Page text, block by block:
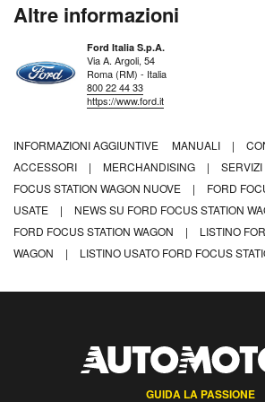
Altre informazioni
Ford Italia S.p.A.
Via A. Argoli, 54
Roma (RM) - Italia
800 22 44 33
https://www.ford.it
INFORMAZIONI AGGIUNTIVE MANUALI |
ACCESSORI
| MERCHANDISING |
FOCUS STATION WAGON NUOVE
|
FORD
USATE
| NEWS SU FORD FOCUS STATION
FORD FOCUS STATION WAGON
|
LISTINO
WAGON
| LISTINO USATO FORD FOCUS
GUIDA LA PASSIONE